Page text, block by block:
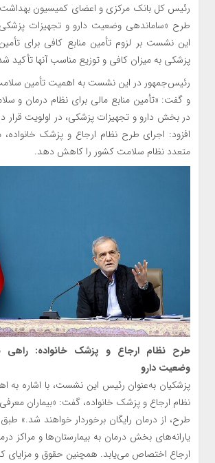
رئیس کل بانک مرکزی و اعضای کمیسیون
طرح «ساماندهی وضعیت دارو و تجهیزات
این نشست بر لزوم تأمین منابع کافی برای
پزشکی به میزان کافی و توزیع مناسب آنها تأکید
رئیس‌جمهور در این نشست به اهمیت تأمین
و گفت: «تأمین منابع مالی برای نظام درمان و
در بخش دارو و تجهیزات پزشکی، در اولویت قرار
افزود: اجرای طرح نظام ارجاع و پزشک
متعدد نظام سلامت کشور را کاهش دهد.
طرح نظام ارجاع و پزشک خانواده: راهی
وضعیت دارو
پزشکیان به‌عنوان رئیس این نشست، با اشاره به
نظام ارجاع و پزشک خانواده، گفت: «بیماران
طرح، از درمان رایگان برخوردار خواهند شد.»
یارانه‌های بخش درمان به بیمارستان‌ها و مراکز
ارجاع اختصاص می‌یابد. همچنین حقوق و مزایای